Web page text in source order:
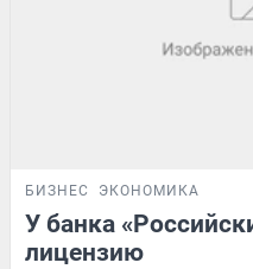
БИЗНЕС ЭКОНОМИКА
У банка
лицензию